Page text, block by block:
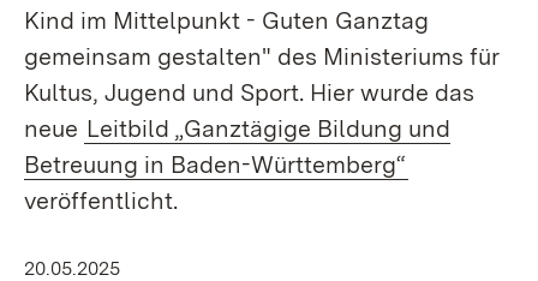
Kind im Mittelpunkt - Guten Ganztag
gemeinsam gestalten" des Ministeriums für
Kultus, Jugend und Sport. Hier wurde das
neue Leitbild „Ganztägige Bildung und
Betreuung in Baden-Württemberg“
veröffentlicht.
20.05.2025